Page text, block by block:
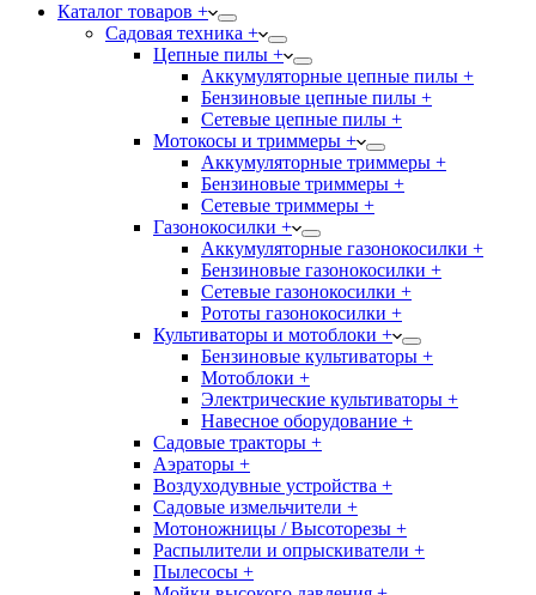
Каталог товаров +
Садовая техника +
Цепные пилы +
Аккумуляторные цепные пилы +
Бензиновые цепные пилы +
Сетевые цепные пилы +
Мотокосы и триммеры +
Аккумуляторные триммеры +
Бензиновые триммеры +
Сетевые триммеры +
Газонокосилки +
Аккумуляторные газонокосилки +
Бензиновые газонокосилки +
Сетевые газонокосилки +
Рототы газонокосилки +
Культиваторы и мотоблоки +
Бензиновые культиваторы +
Мотоблоки +
Электрические культиваторы +
Навесное оборудование +
Садовые тракторы +
Аэраторы +
Воздуходувные устройства +
Садовые измельчители +
Мотоножницы / Высоторезы +
Распылители и опрыскиватели +
Пылесосы +